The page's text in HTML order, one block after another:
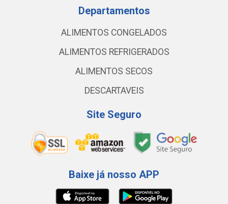
Departamentos
ALIMENTOS CONGELADOS
ALIMENTOS REFRIGERADOS
ALIMENTOS SECOS
DESCARTAVEIS
Site Seguro
Baixe já nosso APP